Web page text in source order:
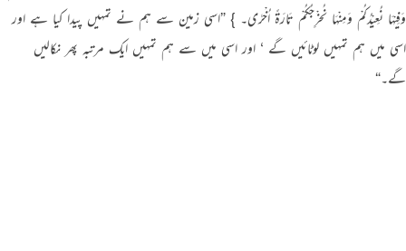
وَفِیْہَا نُعِیْدُکُمْ وَمِنْہَا نُخْرِجُکُمْ تَارَۃً اُخْرٰی۔ } ”اسی زمین سے ہم نے تمہیں پیدا کیا ہے اور
اسی میں ہم تمہیں لوٹائیں گے ‘ اور اسی میں سے ہم تمہیں ایک مرتبہ پھر نکالیں
گے۔“